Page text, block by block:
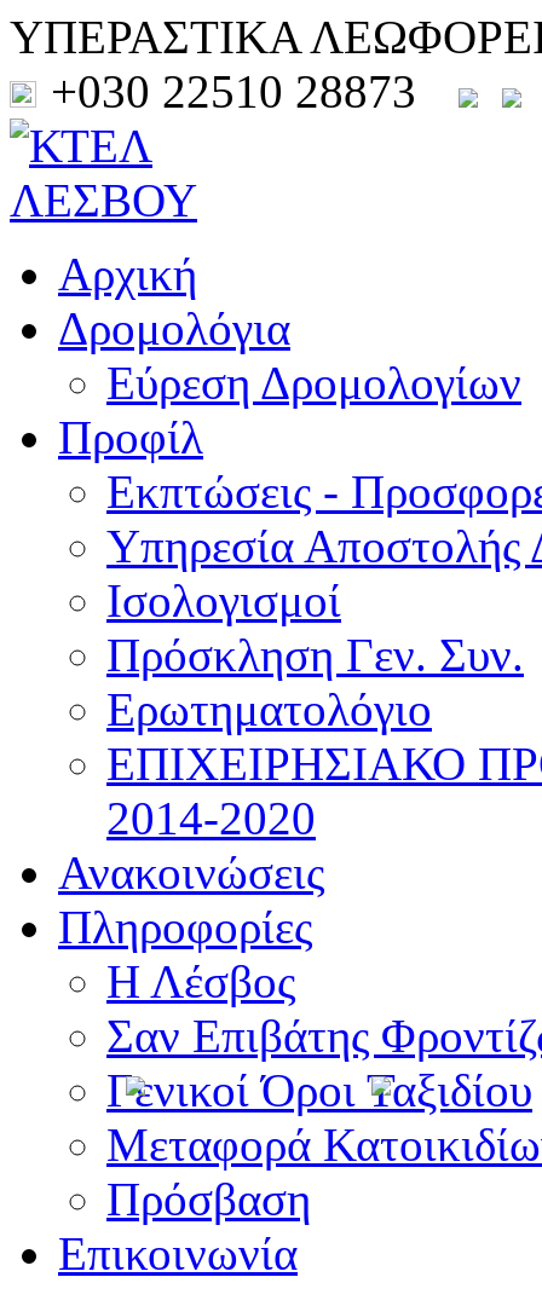
ΥΠΕΡΑΣΤΙΚΑ
+030 22510 28873
Αρχική
Δρομολόγια
Εύρεση Δρομολογίων
Προφίλ
Εκπτώσεις -
Υπηρεσία Αποστολής
Ισολογισμοί
Πρόσκληση Γεν. Συν.
Ερωτηματολόγιο
ΕΠΙΧΕΙΡΗΣΙΑΚΟ
2014-2020
Ανακοινώσεις
Πληροφορίες
Η Λέσβος
Σαν Επιβάτης
Γενικοί Όροι Ταξιδίου
Μεταφορά
Πρόσβαση
Επικοινωνία